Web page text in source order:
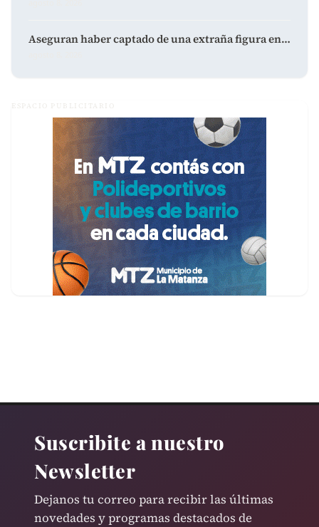
Aseguran haber captado de una extraña figura en…
ESPACIO PUBLICITARIO
Suscribite a nuestro
Newsletter
Dejanos tu correo para recibir las últimas
novedades y programas destacados de